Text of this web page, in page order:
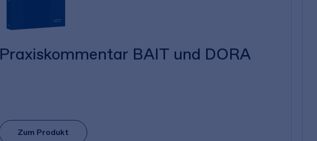
Praxiskommentar BAIT und DORA
Zum Produkt